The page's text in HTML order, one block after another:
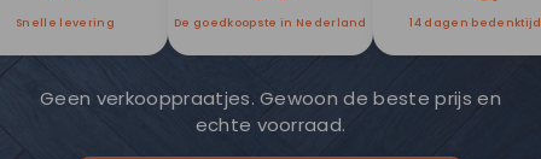
Snelle levering De goedkoopste in Nederland 14 dagen bedenktijd
Geen verkooppraatjes. Gewoon de beste prijs en
echte voorraad.